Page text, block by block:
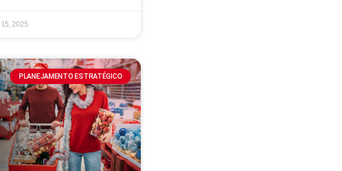
2025
PLANEJAMENTO ESTRATÉGICO